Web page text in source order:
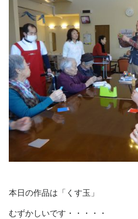
本日の作品は「くす玉」
むずかしいです・・・・・